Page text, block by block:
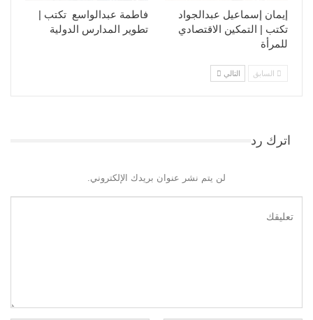
فاطمة عبدالواسع تكتب |
تطوير المدارس الدولية
إيمان إسماعيل عبدالجواد
تكتب | التمكين الاقتصادي
للمرأة
السابق التالي
اترك رد
لن يتم نشر عنوان بريدك الإلكتروني.